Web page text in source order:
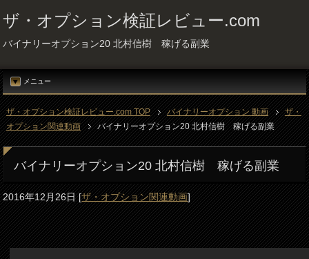
ザ・オプション検証レビュー.com
バイナリーオプション20 北村信樹 稼げる副業
メニュー
ザ・オプション検証レビュー.com TOP バイナリーオプション 動画
ザ・
オプション関連動画
バイナリーオプション20 北村信樹 稼げる副業
バイナリーオプション20 北村信樹 稼げる副業
2016年12月26日[ザ・オプション関連動画]